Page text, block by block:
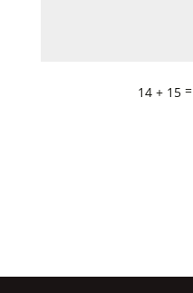
14 + 15 =